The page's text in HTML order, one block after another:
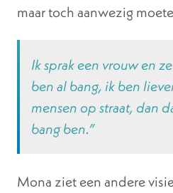
maar toch aanwezig
Ik sprak een vrouw en
ben al bang, ik ben
mensen op straat, dan
bang ben.”
Mona ziet een andere